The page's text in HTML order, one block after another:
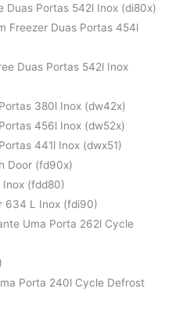
Duas Portas 542l Inox (di80x)
Freezer Duas Portas 454l
Duas Portas 542l Inox
380l Inox (dw42x)
456l Inox (dw52x)
441l Inox (dwx51)
Door (fd90x)
Inox (fdd80)
634 L Inox (fdi90)
Uma Porta 262l Cycle
Porta 240l Cycle Defrost